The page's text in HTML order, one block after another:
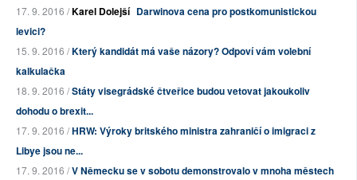
17. 9. 2016 /Karel Dolejší Darwinova cena pro postkomunistickou
levici?
15. 9. 2016 /Který kandidát má vaše názory? Odpoví vám volební
kalkulačka
18. 9. 2016 /Státy visegrádské čtveřice budou vetovat jakoukoliv
dohodu o brexit...
17. 9. 2016 /HRW: Výroky britského ministra zahraničí o imigraci z
Libye jsou ne...
17. 9. 2016 /V Německu se v sobotu demonstrovalo v mnoha městech